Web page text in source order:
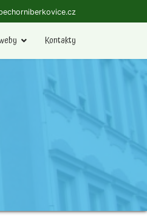
Kontakty